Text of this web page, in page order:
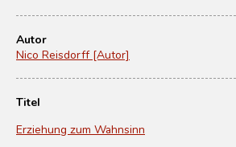
Autor
Nico Reisdorff [Autor]
Titel
Erziehung zum Wahnsinn